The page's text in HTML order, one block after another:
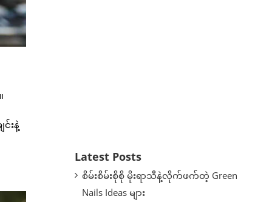
းနဲ့
Latest Posts
စိမ်းစိမ်းစိုစို မိုးရာသီနဲ့လိုက်ဖက်တဲ့ Green
Nails Ideas များ